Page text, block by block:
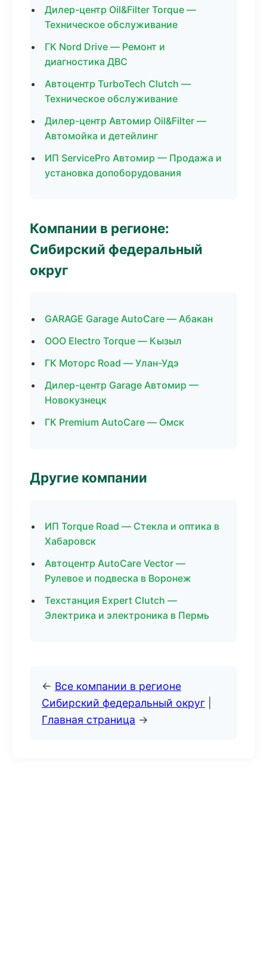
Дилер-центр Oil&Filter Torque —
Техническое обслуживание
ГК Nord Drive — Ремонт и
диагностика ДВС
Автоцентр TurboTech Clutch —
Техническое обслуживание
Дилер-центр Автомир Oil&Filter —
Автомойка и детейлинг
ИП ServicePro Автомир — Продажа и
установка допоборудования
Компании в регионе:
Сибирский федеральный
округ
GARAGE Garage AutoCare — Абакан
ООО Electro Torque — Кызыл
ГК Моторс Road — Улан-Удэ
Дилер-центр Garage Автомир —
Новокузнецк
ГК Premium AutoCare — Омск
Другие компании
ИП Torque Road — Стекла и оптика в
Хабаровск
Автоцентр AutoCare Vector —
Рулевое и подвеска в Воронеж
Техстанция Expert Clutch —
Электрика и электроника в Пермь
← Все компании в регионе
Сибирский федеральный округ
Главная страница →